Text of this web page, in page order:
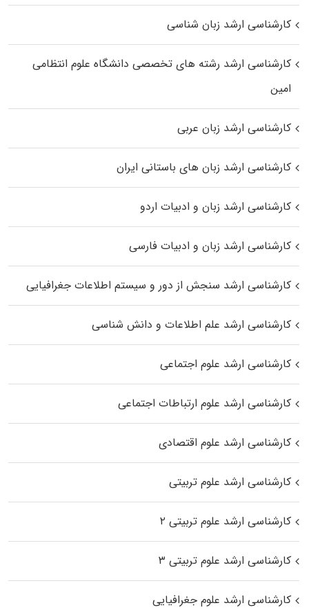
کارشناسی ارشد زبان شناسی
کارشناسی ارشد رﺷﺘﻪ ﻫﺎی تخصصی داﻧﺸﮕﺎه ﻋﻠﻮم انتظامی
اﻣﻴﻦ
کارشناسی ارشد زبان عربی
کارشناسی ارشد زبان‌ های باستانی ایران
کارشناسی ارشد زبان و ادبیات اردو
کارشناسی ارشد زبان و ادبیات فارسی
کارشناسی ارشد سنجش از دور و سیستم اطلاعات جغرافیایی
کارشناسی ارشد علم اطلاعات و دانش شناسی
کارشناسی ارشد علوم اجتماعی
کارشناسی ارشد علوم ارتباطات اجتماعی
کارشناسی ارشد علوم اقتصادی
کارشناسی ارشد علوم تربیتی
کارشناسی ارشد علوم تربیتی ۲
کارشناسی ارشد علوم تربیتی ۳
کارشناسی ارشد علوم جغرافیایی